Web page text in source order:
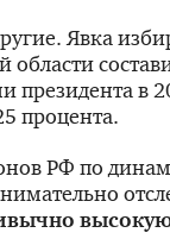
Явка
области
президента в
процента.
РФ по